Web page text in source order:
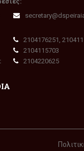
2104176251,
2104115703
2104220625